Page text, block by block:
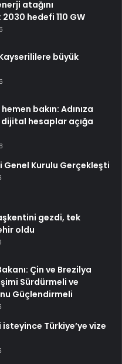
atağını
2030 hedefi 110 GW
Kayserililere büyük
bakın: Adınıza
hesaplar açığa
Genel Kurulu Gerçekleşti
gezdi, tek
oldu
Çin ve Brezilya
Sürdürmeli ve
Güçlendirmeli
Türkiye’ye vize